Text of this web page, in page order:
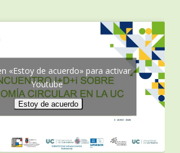
«Estoy de acuerdo» para activar
Youtube
Estoy de acuerdo